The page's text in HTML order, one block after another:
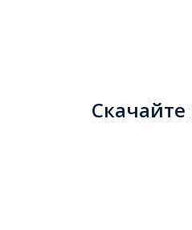
Скачайте